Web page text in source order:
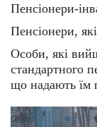
Пенсіонери-
Пенсіонери,
Особи, які
стандартного
що надають їм